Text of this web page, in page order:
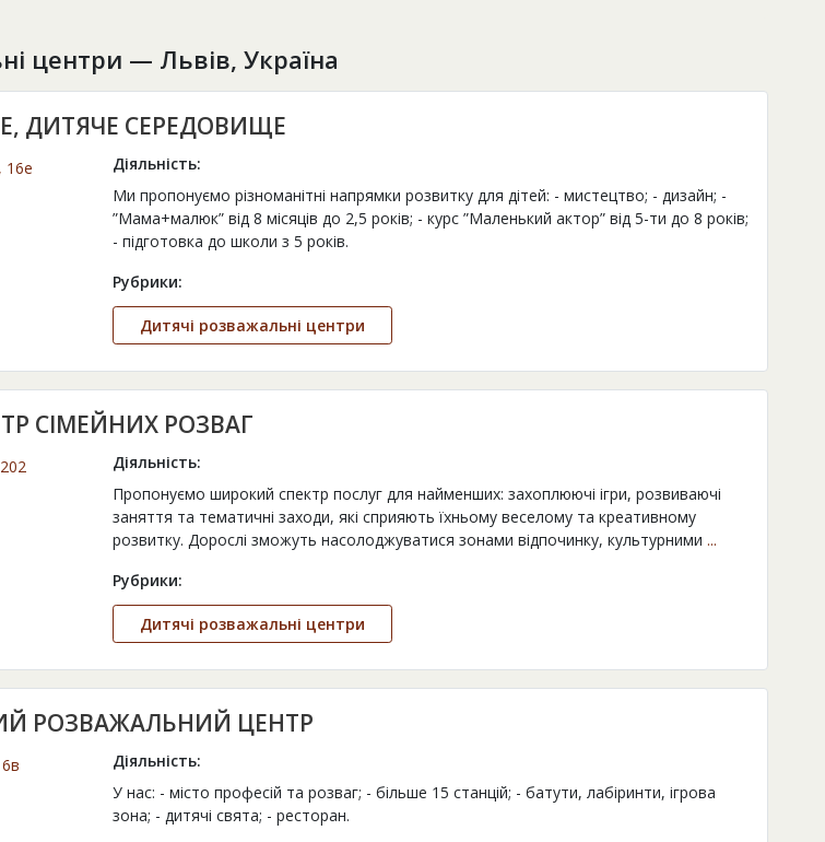
центри — Львів, Україна
ДИТЯЧЕ СЕРЕДОВИЩЕ
16е
Діяльність:
Ми пропонуємо різноманітні напрямки розвитку для дітей: - мистецтво; - дизайн; -
”Мама+малюк” від 8 місяців до 2,5 років; - курс ”Маленький актор” від 5-ти до 8 років;
- підготовка до школи з 5 років.
Рубрики:
Дитячі розважальні центри
СІМЕЙНИХ РОЗВАГ
Діяльність:
Пропонуємо широкий спектр послуг для найменших: захоплюючі ігри, розвиваючі
заняття та тематичні заходи, які сприяють їхньому веселому та креативному
розвитку. Дорослі зможуть насолоджуватися зонами відпочинку, культурними ...
Рубрики:
Дитячі розважальні центри
РОЗВАЖАЛЬНИЙ ЦЕНТР
Діяльність:
У нас: - місто професій та розваг; - більше 15 станцій; - батути, лабіринти, ігрова
зона; - дитячі свята; - ресторан.